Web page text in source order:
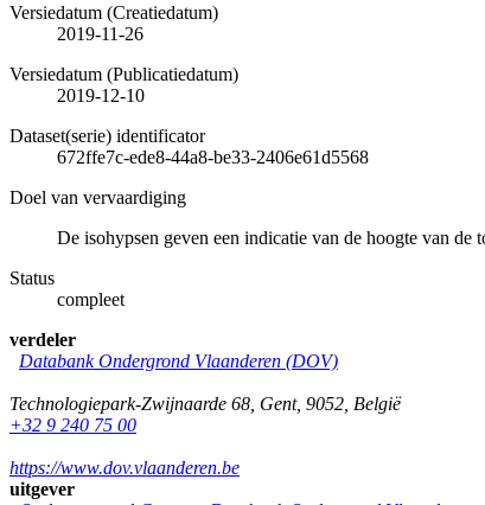
Versiedatum (Creatiedatum)
2019-11-26
Versiedatum (Publicatiedatum)
2019-12-10
Dataset(serie) identificator
672ffe7c-ede8-44a8-be33-2406e61d5568
Doel van vervaardiging
De isohypsen geven een indicatie van de hoogte van de
Status
compleet
verdeler
Databank Ondergrond Vlaanderen (DOV)
Technologiepark-Zwijnaarde 68 Gent, 9052 België
+32 9 240 75 00
https://www.dov.vlaanderen.be
uitgever